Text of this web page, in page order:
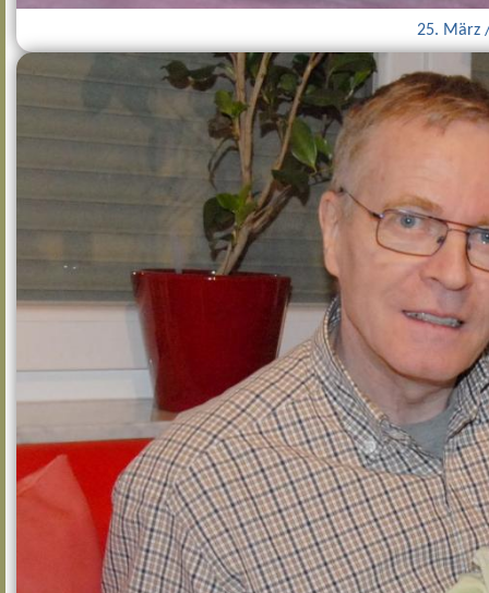
25. März